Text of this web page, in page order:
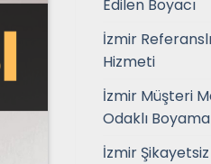
Edilen Boyacı
İzmir
Hizmeti
İzmir Müşteri
Odaklı Boyama
İzmir